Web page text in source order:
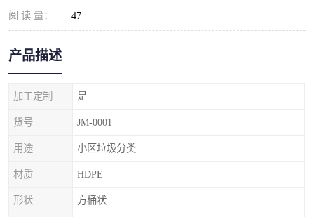
阅 读 量： 47
产品描述
加工定制 是
货号 JM-0001
用途 小区垃圾分类
材质 HDPE
形状 方桶状